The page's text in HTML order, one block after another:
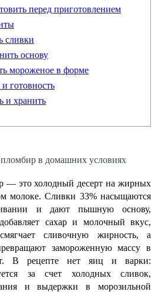
перед приготовлением
сливки
основу
мороженое в форме
готовность
и хранить
— это холодный десерт на жирных
молоке. Сливки 33% насыщаются
и дают пышную основу,
сахар и молочный вкус,
сливочную жирность, а
замороженную массу в
В рецепте нет яиц и варки:
за счет холодных сливок,
и выдержки в морозильной